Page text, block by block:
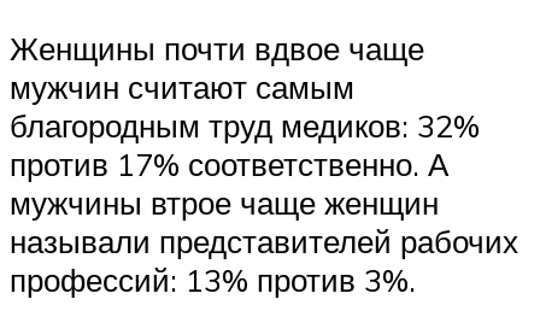
Женщины почти вдвое чаще
мужчин считают самым
благородным труд медиков: 32%
против 17% соответственно. А
мужчины втрое чаще женщин
называли представителей рабочих
профессий: 13% против 3%.